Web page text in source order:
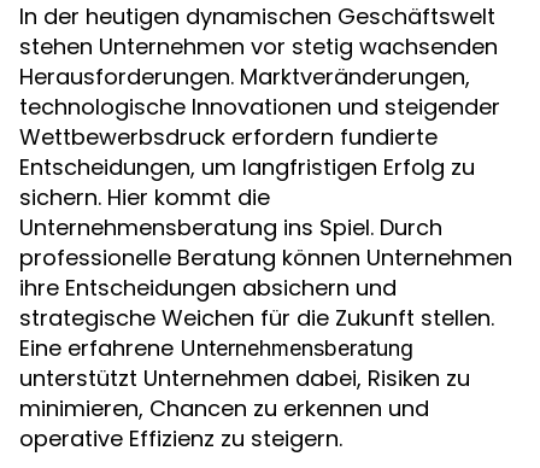
In der heutigen dynamischen Geschäftswelt
stehen Unternehmen vor stetig wachsenden
Herausforderungen. Marktveränderungen,
technologische Innovationen und steigender
Wettbewerbsdruck erfordern fundierte
Entscheidungen, um langfristigen Erfolg zu
sichern. Hier kommt die
Unternehmensberatung ins Spiel. Durch
professionelle Beratung können Unternehmen
ihre Entscheidungen absichern und
strategische Weichen für die Zukunft stellen.
Eine erfahrene Unternehmensberatung
unterstützt Unternehmen dabei, Risiken zu
minimieren, Chancen zu erkennen und
operative Effizienz zu steigern.